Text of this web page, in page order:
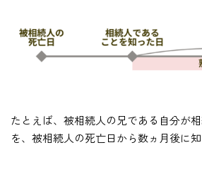
たとえば、被相続人の兄である自分が
を、被相続人の死亡日から数ヵ月後に知